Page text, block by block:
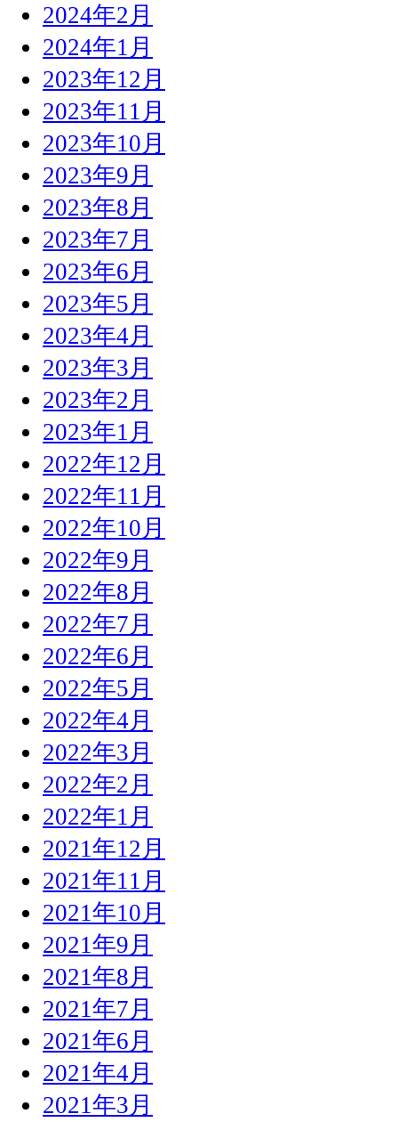
2024年2月
2024年1月
2023年12月
2023年11月
2023年10月
2023年9月
2023年8月
2023年7月
2023年6月
2023年5月
2023年4月
2023年3月
2023年2月
2023年1月
2022年12月
2022年11月
2022年10月
2022年9月
2022年8月
2022年7月
2022年6月
2022年5月
2022年4月
2022年3月
2022年2月
2022年1月
2021年12月
2021年11月
2021年10月
2021年9月
2021年8月
2021年7月
2021年6月
2021年4月
2021年3月